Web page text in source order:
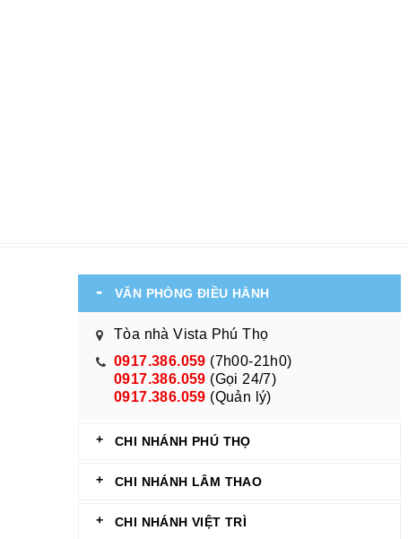
VĂN PHÒNG ĐIỀU HÀNH
Tòa nhà Vista Phú Thọ
0917.386.059 (7h00-21h0)
0917.386.059 (Gọi 24/7)
0917.386.059 (Quản lý)
CHI NHÁNH PHÚ THỌ
CHI NHÁNH LÂM THAO
CHI NHÁNH VIỆT TRÌ